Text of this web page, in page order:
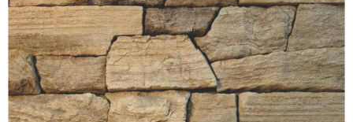
DLAŽBA
PLOTY
STAVEBNÁ CHÉMIA